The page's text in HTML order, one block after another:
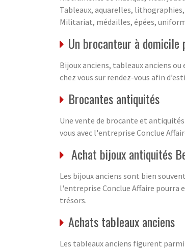
Tableaux, aquarelles,
Militariat, médailles, épées,
Un brocanteur à
Bijoux anciens, tableaux anciens
chez vous sur rendez-vous afin
Brocantes antiquités
Une vente de brocante et
vous avec l'entreprise Conclue
Achat bijoux antiquités
Les bijoux anciens sont bien
l'entreprise Conclue Affaire pourra
trésors.
Achats tableaux anciens
Les tableaux anciens figurent